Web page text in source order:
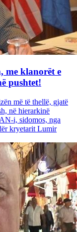
me klanorët e
pushtet!
më të thellë, gjatë
në hierarkinë
i, sidomos, nga
kryetarit Lumir